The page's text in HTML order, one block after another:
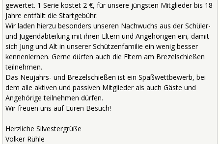
gewertet. 1 Serie kostet 2 €, für unsere jüngsten Mitglieder bis 18
Jahre entfällt die Startgebühr.
Wir laden hierzu besonders unseren Nachwuchs aus der Schüler-
und Jugendabteilung mit ihren Eltern und Angehörigen ein, damit
sich Jung und Alt in unserer Schützenfamilie ein wenig besser
kennenlernen. Gerne dürfen auch die Eltern am Brezelschießen
teilnehmen.
Das Neujahrs- und Brezelschießen ist ein Spaßwettbewerb, bei
dem alle aktiven und passiven Mitglieder als auch Gäste und
Angehörige teilnehmen dürfen.
Wir freuen uns auf Euren Besuch!
Herzliche Silvestergrüße
Volker Rühle